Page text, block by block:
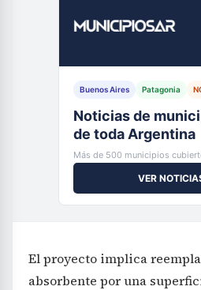
Buenos Aires Patagonia
Noticias de
de toda Argentina
Más de 500 municipios
VER
El proyecto implica
absorbente por una